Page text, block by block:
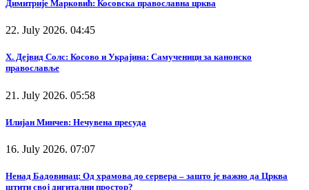
Димитрије Марковић: Косовска православна црква
22. July 2026. 04:45
Х. Дејвид Солс: Косово и Украјина: Самученици за канонско
православље
21. July 2026. 05:58
Илијан Минчев: Нечувена пресуда
16. July 2026. 07:07
Ненад Бадовинац: Од храмова до сервера – зашто је важно да Црква
штити свој дигитални простор?